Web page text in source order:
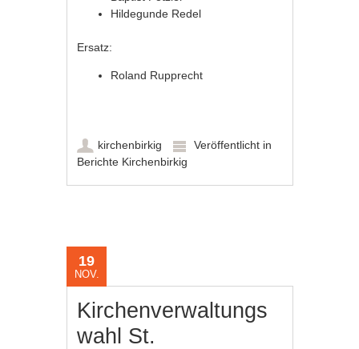
Hildegunde Redel
Ersatz:
Roland Rupprecht
kirchenbirkig
Veröffentlicht in
Berichte Kirchenbirkig
19
NOV.
Kirchenverwaltungs
wahl St.